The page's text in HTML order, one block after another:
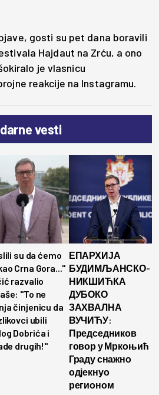
gosti su pet dana boravili
Hajdaut na Zrću, a ono
je vlasnicu
reakcije na Instagramu.
vesti
su da ćemo
Crna Gora..."
razvalio
"To ne
činjenicu da
ubili
Dobrića i
drugih!"
ЕПАРХИЈА
БУДИМЉАНСКО-
НИКШИЋКА
ДУБОКО
ЗАХВАЛНА
ВУЧИЋУ:
Председников
говор у Мркоњић
Граду снажно
одјекнуо
регионом